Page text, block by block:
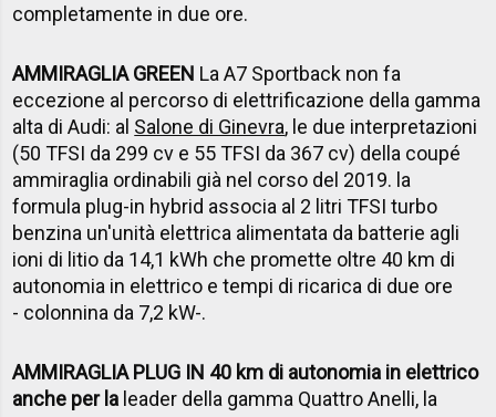
completamente in due ore.
AMMIRAGLIA GREEN La A7 Sportback non fa
eccezione al percorso di elettrificazione della gamma
alta di Audi: al Salone di Ginevra, le due interpretazioni
(50 TFSI da 299 cv e 55 TFSI da 367 cv) della coupé
ammiraglia ordinabili già nel corso del 2019. la
formula plug-in hybrid associa al 2 litri TFSI turbo
benzina un'unità elettrica alimentata da batterie agli
ioni di litio da 14,1 kWh che promette oltre 40 km di
autonomia in elettrico e tempi di ricarica di due ore
- colonnina da 7,2 kW-.
AMMIRAGLIA PLUG IN 40 km di autonomia in elettrico
anche per la leader della gamma Quattro Anelli, la